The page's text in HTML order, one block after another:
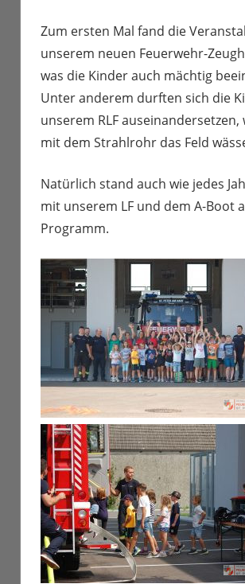
Zum ersten Mal fand die
unserem neuen Feuerwehr-
was die Kinder auch mächtig
Unter anderem durften sich die
unserem RLF auseinandersetzen,
mit dem Strahlrohr das Feld
Natürlich stand auch wie jedes
mit unserem LF und dem A-Boot
Programm.